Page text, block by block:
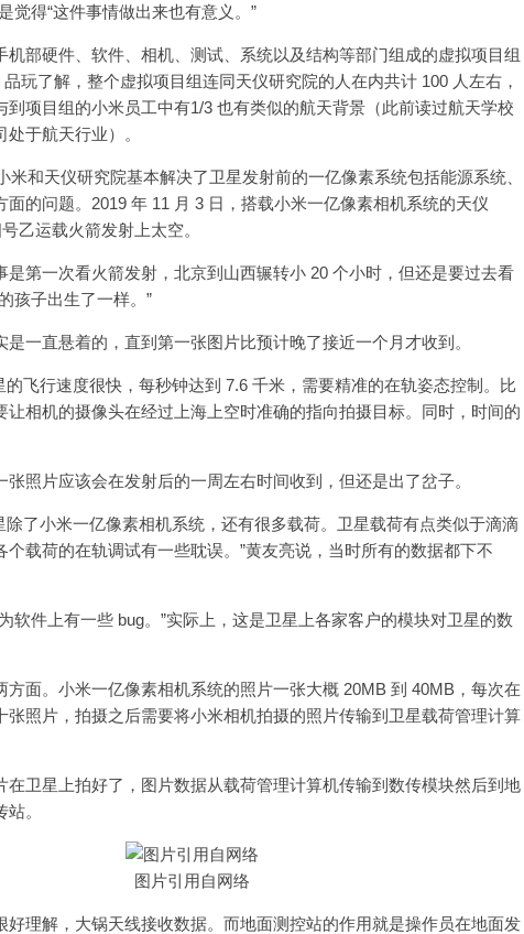
觉得“这件事情做出来也有意义。”
部硬件、软件、相机、测试、系统以及结构等部门组成的虚拟项目组
玩了解，整个虚拟项目组连同天仪研究院的人在内共计 100 人左右，
到项目组的小米员工中有1/3 也有类似的航天背景（此前读过航天学校
于航天行业）。
和天仪研究院基本解决了卫星发射前的一亿像素系统包括能源系统、
面的问题。2019 年 11 月 3 日，搭载小米一亿像素相机系统的天仪
乙运载火箭发射上太空。
第一次看火箭发射，北京到山西辗转小 20 个小时，但还是要过去看
孩子出生了一样。”
直悬着的，直到第一张图片比预计晚了接近一个月才收到。
行速度很快，每秒钟达到 7.6 千米，需要精准的在轨姿态控制。比
让相机的摄像头在经过上海上空时准确的指向拍摄目标。同时，时间的
片应该会在发射后的一周左右时间收到，但还是出了岔子。
小米一亿像素相机系统，还有很多载荷。卫星载荷有点类似于滴滴
个载荷的在轨调试有一些耽误。”黄友亮说，当时所有的数据都下不
件上有一些 bug。”实际上，这是卫星上各家客户的模块对卫星的数
面。小米一亿像素相机系统的照片一张大概 20MB 到 40MB，每次在
张照片，拍摄之后需要将小米相机拍摄的照片传输到卫星载荷管理计算
卫星上拍好了，图片数据从载荷管理计算机传输到数传模块然后到地
。
图片引用自网络
理解，大锅天线接收数据。而地面测控站的作用就是操作员在地面发